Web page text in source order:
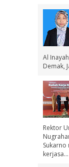
Al
Demak,
Rektor
kerjasa...